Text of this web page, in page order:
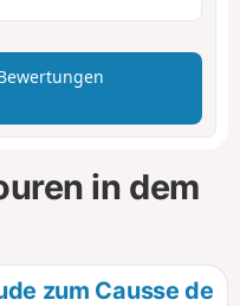
in dem
zum Causse de